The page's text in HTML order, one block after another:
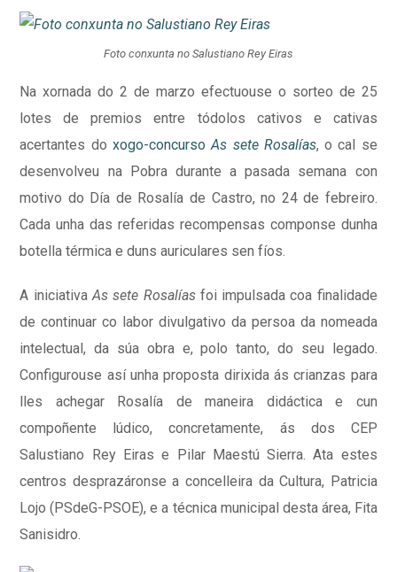
Foto conxunta no Salustiano Rey Eiras
Na xornada do 2 de marzo efectuouse o sorteo de 25
lotes de premios entre tódolos cativos e cativas
acertantes do xogo-concursoAs sete Rosalías, o cal se
desenvolveu na Pobra durante a pasada semana con
motivo do Día de Rosalía de Castro, no 24 de febreiro.
Cada unha das referidas recompensas componse dunha
botella térmica e duns auriculares sen fíos.
A iniciativaAs sete Rosalías foi impulsada coa finalidade
de continuar co labor divulgativo da persoa da nomeada
intelectual, da súa obra e, polo tanto, do seu legado.
Configurouse así unha proposta dirixida ás crianzas para
lles achegar Rosalía de maneira didáctica e cun
compoñente lúdico, concretamente, ás dos CEP
Salustiano Rey Eiras e Pilar Maestú Sierra. Ata estes
centros desprazáronse a concelleira da Cultura, Patricia
Lojo (PSdeG-PSOE), e a técnica municipal desta área, Fita
Sanisidro.